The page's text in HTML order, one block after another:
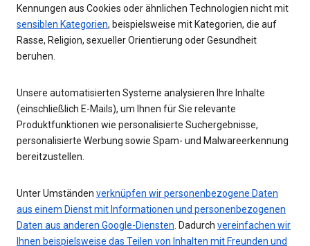
Kennungen aus Cookies oder ähnlichen Technologien nicht mit
sensiblen Kategorien, beispielsweise mit Kategorien, die auf
Rasse, Religion, sexueller Orientierung oder Gesundheit
beruhen.
Unsere automatisierten Systeme analysieren Ihre Inhalte
(einschließlich E-Mails), um Ihnen für Sie relevante
Produktfunktionen wie personalisierte Suchergebnisse,
personalisierte Werbung sowie Spam- und Malwareerkennung
bereitzustellen.
Unter Umständen verknüpfen wir personenbezogene Daten
aus einem Dienst mit Informationen und personenbezogenen
Daten aus anderen Google-Diensten. Dadurch vereinfachen wir
Ihnen beispielsweise das Teilen von Inhalten mit Freunden und